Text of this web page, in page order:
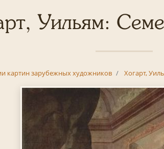
Уильям:
картин зарубежных художников Хогарт,